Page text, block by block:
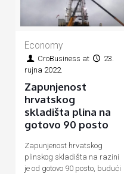
Economy
CroBusiness at
23.
rujna 2022.
Zapunjenost
hrvatskog
skladišta plina na
gotovo 90 posto
Zapunjenost hrvatskog
plinskog skladišta na razini
je od gotovo 90 posto, budući